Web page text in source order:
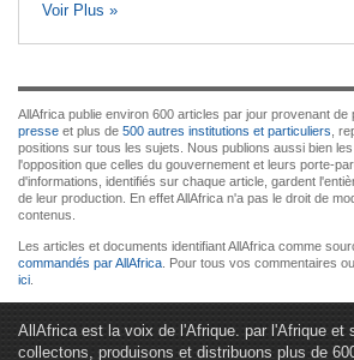
Voir Plus »
AllAfrica publie environ 600 articles par jour provenant de
presse et plus de 500 autres institutions et particuliers ,
positions sur tous les sujets. Nous publions aussi bien
l'opposition que celles du gouvernement et leurs porte-
d'informations, identifiés sur chaque article, gardent
de leur production. En effet AllAfrica n'a pas le droit de
contenus.
Les articles et documents identifiant AllAfrica comme
commandés par AllAfrica . Pour tous vos commentaires
ici
AllAfrica est la voix de l'Afrique. par l'Afrique et
collectons, produisons et distribuons plus de